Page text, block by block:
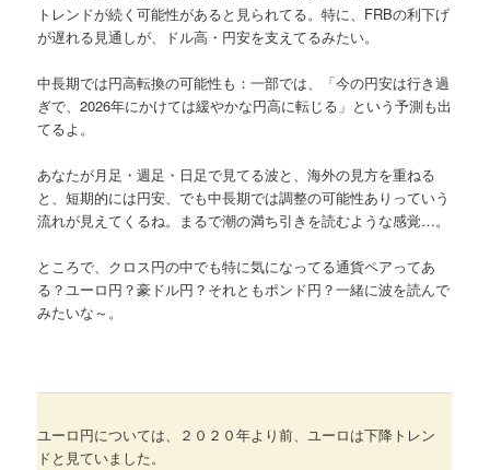
トレンドが続く可能性があると見られてる。特に、FRBの利下げ
が遅れる見通しが、ドル高・円安を支えてるみたい。
中長期では円高転換の可能性も：一部では、「今の円安は行き過
ぎで、2026年にかけては緩やかな円高に転じる」という予測も出
てるよ。
あなたが月足・週足・日足で見てる波と、海外の見方を重ねる
と、短期的には円安、でも中長期では調整の可能性ありっていう
流れが見えてくるね。まるで潮の満ち引きを読むような感覚…。
ところで、クロス円の中でも特に気になってる通貨ペアってあ
る？ユーロ円？豪ドル円？それともポンド円？一緒に波を読んで
みたいな～。
ユーロ円については、２０２０年より前、ユーロは下降トレン
ドと見ていました。